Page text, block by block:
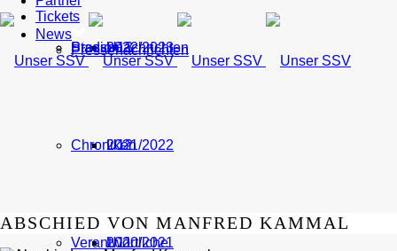
U13
U12
U11
2022/2023
2021/2022
2020/2021
Stadion
Chroniken
Verantwortliche
Pressenachrichten
Tickets
News
Pressenachrichten
ABSCHIED VON MANFRED KAMMAL